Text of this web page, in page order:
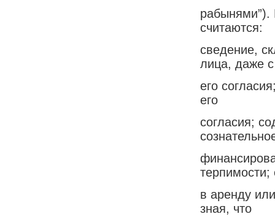
рабынями”).
считаются:
сведение,
лица, даже с
его
его
согласия;
терпимости;
в аренду
зная, что